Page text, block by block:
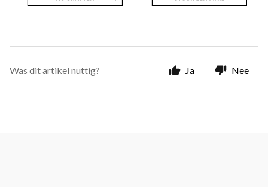
Was dit artikel nuttig? Ja Nee